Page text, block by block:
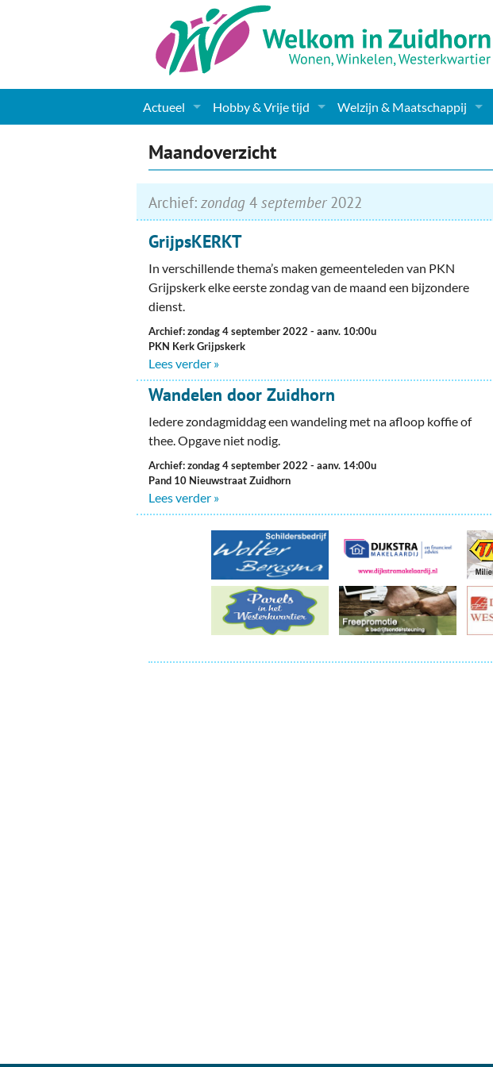
Actueel
Nieuws
Gemeente informatie
Dorpen
Woningaanbod
Columns & Redactioneel
Foto-pagina
Hobby & Vrije tijd
Kunst
Muziek
Toerisme & Musea
Welzijn & Maatschappij
Levensbeschouwelijk
Zuidhorners
Maandoverzicht
Archief: zondag 4 september2022
GrijpsKERKT
In verschillende thema’s maken gemeenteleden van PKN
Grijpskerk elke eerste zondag van de maand een bijzondere
dienst.
Archief: zondag 4 september 2022- aanv. 10:00u
PKN Kerk Grijpskerk
Lees verder »
Wandelen door Zuidhorn
Iedere zondagmiddag een wandeling met na afloop koffie of
thee. Opgave niet nodig.
Archief: zondag 4 september 2022- aanv. 14:00u
Pand 10 Nieuwstraat Zuidhorn
Lees verder »